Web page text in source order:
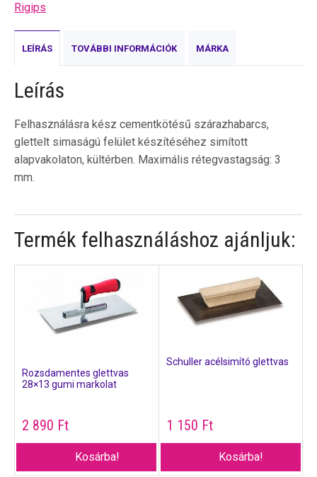
Rigips
LEÍRÁS TOVÁBBI INFORMÁCIÓK MÁRKA
Leírás
Felhasználásra kész cementkötésű szárazhabarcs,
glettelt simaságú felület készítéséhez simított
alapvakolaton, kültérben. Maximális rétegvastagság: 3
mm.
Termék felhasználáshoz ajánljuk:
Rozsdamentes glettvas
28×13 gumi markolat
2 890 Ft
Kosárba!
Schuller acélsimító glettvas
1 150 Ft
Kosárba!